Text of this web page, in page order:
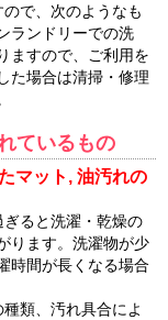
で、次のようなも
ランドリーでの洗
ますので、ご利用を
た場合は清掃・修理
ているもの
マット, 油汚れの
ると洗濯・乾燥の
ります。洗濯物が少
時間が長くなる場合
類、汚れ具合によ